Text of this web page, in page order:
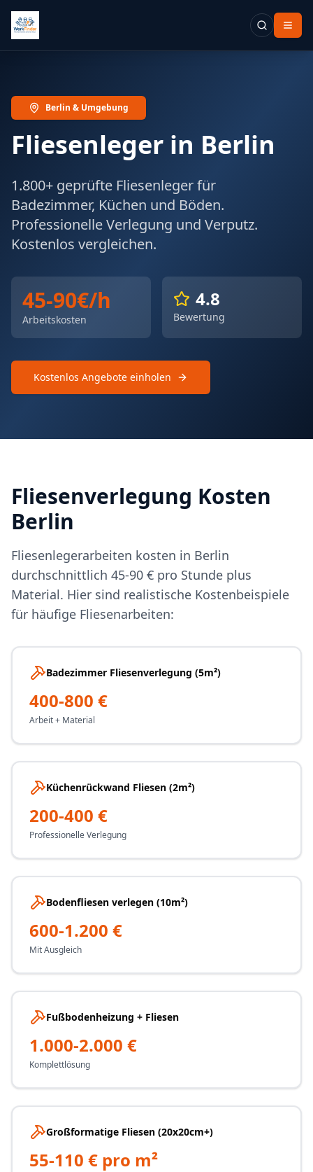
Berlin & Umgebung
Fliesenleger in Berlin
1.800+ geprüfte Fliesenleger für
Badezimmer, Küchen und Böden.
Professionelle Verlegung und Verputz.
Kostenlos vergleichen.
45-90€/h
Arbeitskosten
4.8
Bewertung
Kostenlos Angebote einholen
Fliesenverlegung Kosten
Berlin
Fliesenlegerarbeiten kosten in Berlin
durchschnittlich 45-90 € pro Stunde plus
Material. Hier sind realistische Kostenbeispiele
für häufige Fliesenarbeiten:
Badezimmer Fliesenverlegung (5m²)
400-800 €
Arbeit + Material
Küchenrückwand Fliesen (2m²)
200-400 €
Professionelle Verlegung
Bodenfliesen verlegen (10m²)
600-1.200 €
Mit Ausgleich
Fußbodenheizung + Fliesen
1.000-2.000 €
Komplettlösung
Großformatige Fliesen (20x20cm+)
55-110 € pro m²